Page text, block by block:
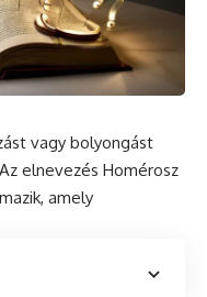
vagy bolyongást
elnevezés Homérosz
amely